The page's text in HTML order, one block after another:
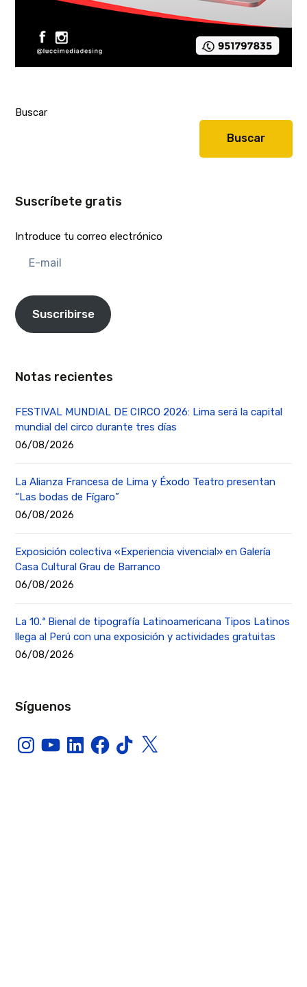
Buscar
Buscar
Suscríbete gratis
Introduce tu correo electrónico
mail
Suscribirse
Notas recientes
FESTIVAL MUNDIAL DE CIRCO 2026: Lima será la capital
mundial del circo durante tres días
06/08/2026
La Alianza Francesa de Lima y Éxodo Teatro presentan
“Las bodas de Fígaro”
06/08/2026
Exposición colectiva «Experiencia vivencial» en Galería
Casa Cultural Grau de Barranco
06/08/2026
La 10.ª Bienal de tipografía Latinoamericana Tipos Latinos
llega al Perú con una exposición y actividades gratuitas
06/08/2026
Síguenos
InstagramYouTubeLinkedInFacebook
TikTokX